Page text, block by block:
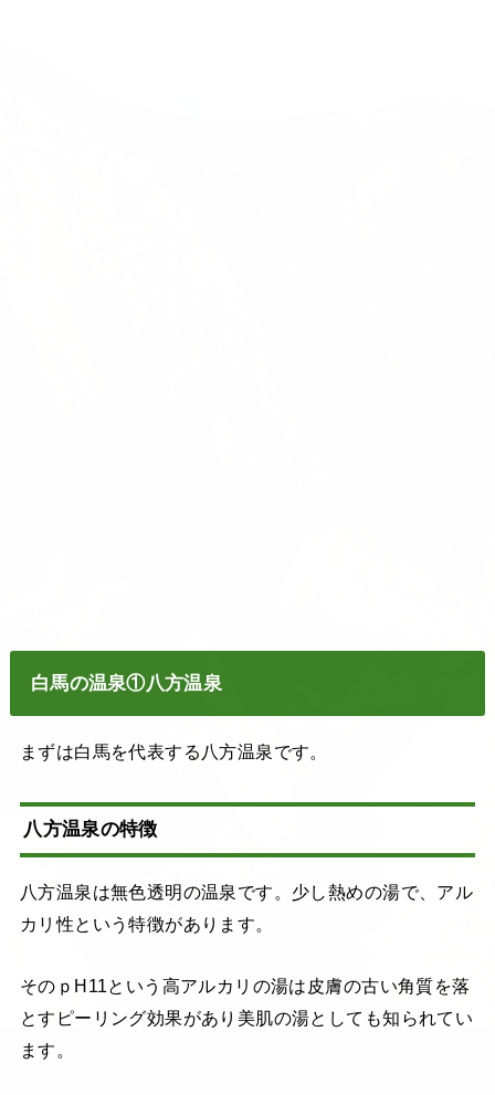
白馬の温泉①八方温泉
まずは白馬を代表する八方温泉です。
八方温泉の特徴
八方温泉は無色透明の温泉です。少し熱めの湯で、アル
カリ性という特徴があります。
そのｐH11という高アルカリの湯は皮膚の古い角質を落
とすピーリング効果があり美肌の湯としても知られてい
ます。